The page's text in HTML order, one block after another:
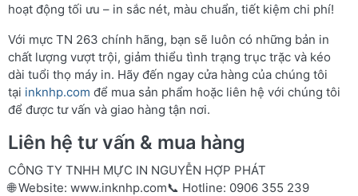
hoạt động tối ưu – in sắc nét, màu chuẩn, tiết kiệm chi phí!
Với mực TN 263 chính hãng, bạn sẽ luôn có những bản in
chất lượng vượt trội, giảm thiểu tình trạng trục trặc và kéo
dài tuổi thọ máy in. Hãy đến ngay cửa hàng của chúng tôi
tại inknhp.com để mua sản phẩm hoặc liên hệ với chúng tôi
để được tư vấn và giao hàng tận nơi.
Liên hệ tư vấn & mua hàng
CÔNG TY TNHH MỰC IN NGUYỄN HỢP PHÁT
🌐 Website: www.inknhp.com📞 Hotline: 0906 355 239